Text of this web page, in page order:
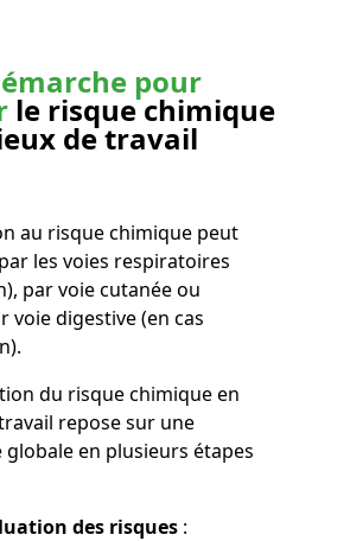
pour
le risque chimique
de travail
au risque chimique peut
les voies respiratoires
par voie cutanée ou
voie digestive (en cas
du risque chimique en
repose sur une
globale en plusieurs étapes
des risques :